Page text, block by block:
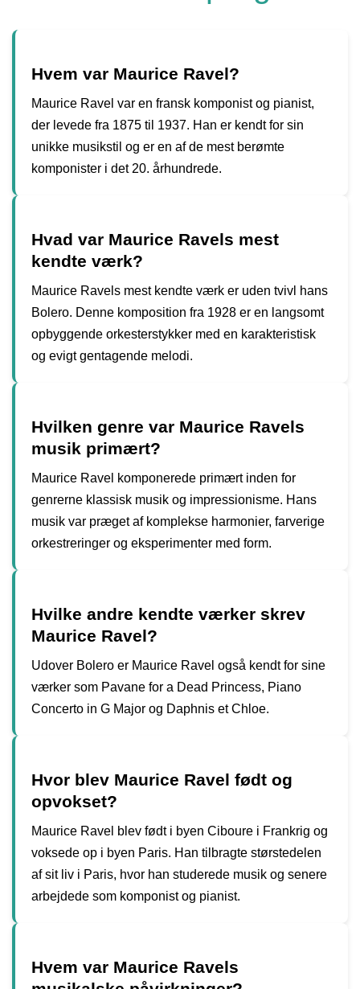
Hvem var Maurice Ravel?
Maurice Ravel var en fransk komponist og pianist,
der levede fra 1875 til 1937. Han er kendt for sin
unikke musikstil og er en af de mest berømte
komponister i det 20. århundrede.
Hvad var Maurice Ravels mest
kendte værk?
Maurice Ravels mest kendte værk er uden tvivl hans
Bolero. Denne komposition fra 1928 er en langsomt
opbyggende orkesterstykker med en karakteristisk
og evigt gentagende melodi.
Hvilken genre var Maurice Ravels
musik primært?
Maurice Ravel komponerede primært inden for
genrerne klassisk musik og impressionisme. Hans
musik var præget af komplekse harmonier, farverige
orkestreringer og eksperimenter med form.
Hvilke andre kendte værker skrev
Maurice Ravel?
Udover Bolero er Maurice Ravel også kendt for sine
værker som Pavane for a Dead Princess, Piano
Concerto in G Major og Daphnis et Chloe.
Hvor blev Maurice Ravel født og
opvokset?
Maurice Ravel blev født i byen Ciboure i Frankrig og
voksede op i byen Paris. Han tilbragte størstedelen
af sit liv i Paris, hvor han studerede musik og senere
arbejdede som komponist og pianist.
Hvem var Maurice Ravels